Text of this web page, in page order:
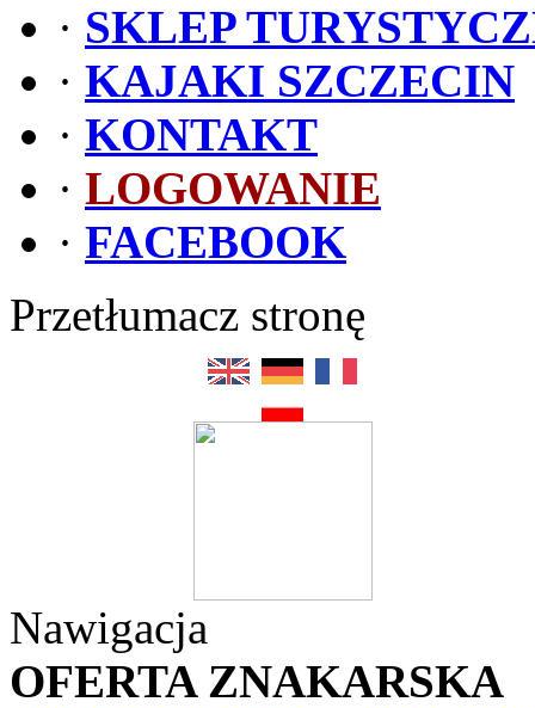
· SKLEP
· KAJAKI SZCZECIN
· KONTAKT
· LOGOWANIE
· FACEBOOK
Przetłumacz stronę
Nawigacja
OFERTA ZNAKARSKA